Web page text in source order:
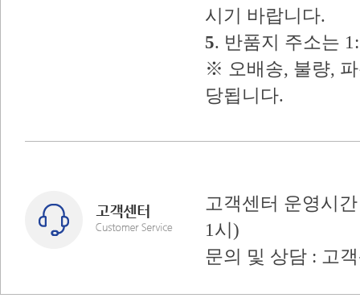
시기 바랍니다.
5. 반품지 주소는
※ 오배송, 불량,
당됩니다.
고객센터 운영시
1시)
문의 및 상담 : 고